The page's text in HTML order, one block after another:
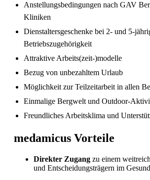
Schweiz im Jahr
Anstellungsbedingungen nach GAV
Kliniken
Dienstaltersgeschenke bei 2- und 5-
Betriebszugehörigkeit
Attraktive Arbeits(zeit-)modelle
Bezug von unbezahltem Urlaub
Möglichkeit zur Teilzeitarbeit in allen
Einmalige Bergwelt und Outdoor-
Freundliches Arbeitsklima und
medamicus Vorteile
Direkter Zugang zu einem
und Entscheidungsträgern im